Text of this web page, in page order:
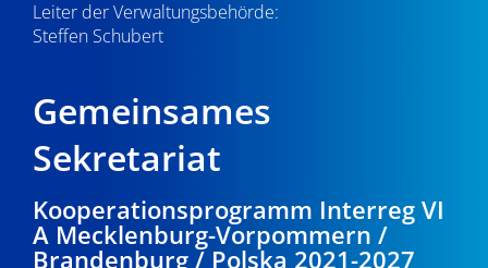
Leiter der Verwaltungsbehörde:
Steffen Schubert
Gemeinsames
Sekretariat
Kooperationsprogramm Interreg VI
A Mecklenburg-Vorpommern /
Brandenburg / Polska 2021-2027